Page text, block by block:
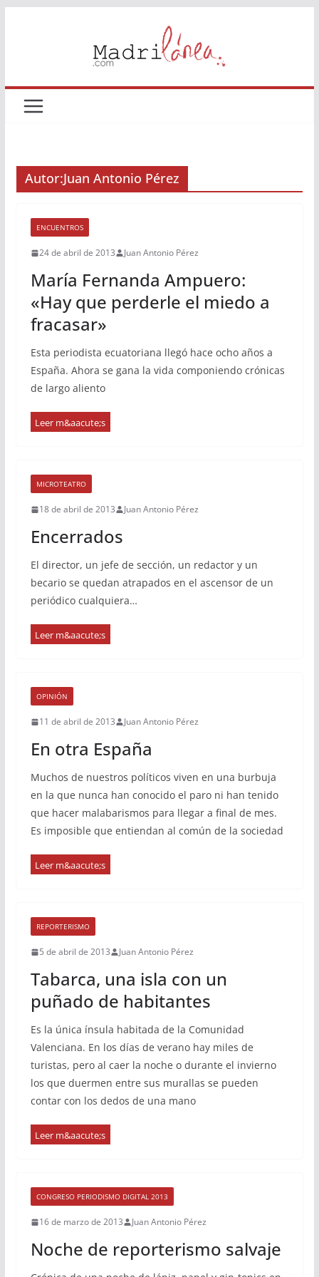
Autor:Juan Antonio Pérez
ENCUENTROS
24 de abril de 2013 Juan Antonio Pérez
María Fernanda Ampuero:
«Hay que perderle el miedo a
fracasar»
Esta periodista ecuatoriana llegó hace ocho años a
España. Ahora se gana la vida componiendo crónicas
de largo aliento
MICROTEATRO
18 de abril de 2013 Juan Antonio Pérez
Encerrados
El director, un jefe de sección, un redactor y un
becario se quedan atrapados en el ascensor de un
periódico cualquiera…
OPINIÓN
11 de abril de 2013 Juan Antonio Pérez
En otra España
Muchos de nuestros políticos viven en una burbuja
en la que nunca han conocido el paro ni han tenido
que hacer malabarismos para llegar a final de mes.
Es imposible que entiendan al común de la sociedad
REPORTERISMO
5 de abril de 2013 Juan Antonio Pérez
Tabarca, una isla con un
puñado de habitantes
Es la única ínsula habitada de la Comunidad
Valenciana. En los días de verano hay miles de
turistas, pero al caer la noche o durante el invierno
los que duermen entre sus murallas se pueden
contar con los dedos de una mano
CONGRESO PERIODISMO DIGITAL 2013
16 de marzo de 2013 Juan Antonio Pérez
Noche de reporterismo salvaje